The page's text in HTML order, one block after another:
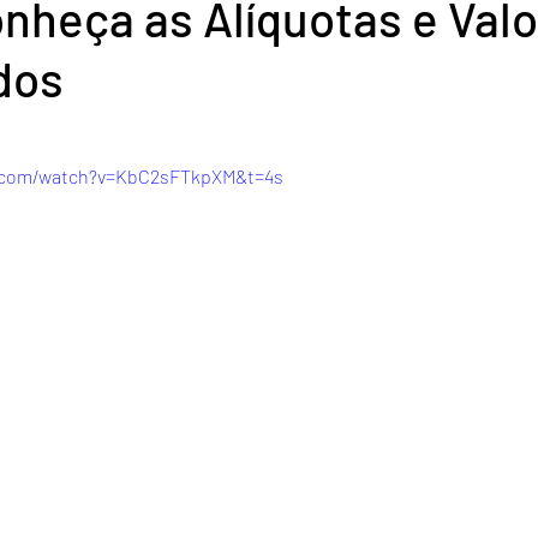
as Alíquotas e
watch?v=KbC2sFTkpXM&t=4s